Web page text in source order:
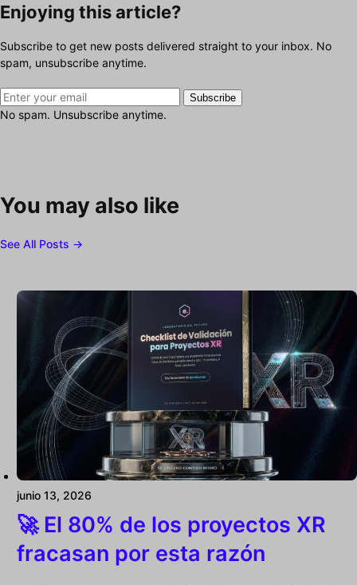
Enjoying this article?
Subscribe to get new posts delivered straight to your inbox. No
spam, unsubscribe anytime.
Subscribe
No spam. Unsubscribe anytime.
You may also like
See All Posts →
junio 13, 2026
🚀 El 80% de los proyectos XR
fracasan por esta razón